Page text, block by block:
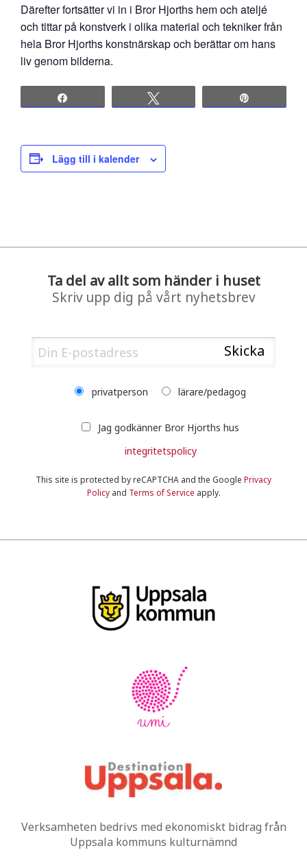
Därefter fortsätter vi in i Bror Hjorths hem och ateljé
och tittar på konstverk i olika material och tekniker från
hela Bror Hjorths konstnärskap och berättar om hans
liv genom bilderna.
Lägg till i kalender
Ta del av allt som händer i huset
Skriv upp dig på vårt nyhetsbrev
privatperson lärare/pedagog
Jag godkänner Bror Hjorths hus
integritetspolicy
This site is protected by reCAPTCHA and the Google Privacy
Policyand Terms of Service apply.
Verksamheten bedrivs med ekonomiskt bidrag från
Uppsala kommuns kulturnämnd